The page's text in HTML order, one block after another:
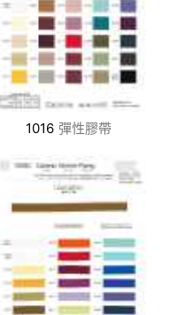
1016 彈性膠帶